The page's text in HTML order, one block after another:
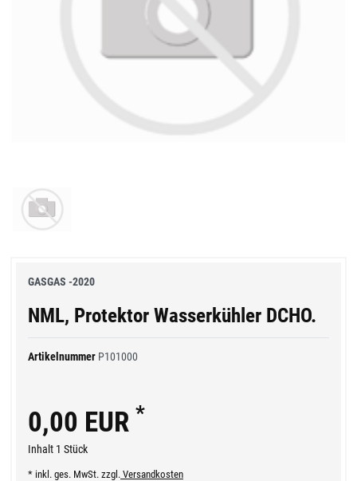
GASGAS -2020
NML, Protektor Wasserkühler DCHO.
Artikelnummer P101000
0,00 EUR *
Inhalt 1 Stück
* inkl. ges. MwSt. zzgl. Versandkosten